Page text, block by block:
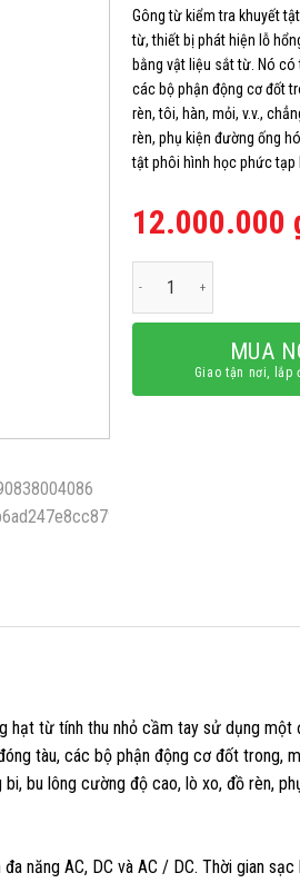
Gông từ kiểm tra khuyết
từ, thiết bị phát hiện lỗ
bằng vật liệu sắt từ. Nó
các bộ phận động cơ đốt
rèn, tôi, hàn, mỏi, v.v.,
rèn, phụ kiện đường ống
tật phôi hình học phức tạp
12.000.000
MUA
Giao tận nơi, lắp
từ tính thu nhỏ cầm tay sử dụng
tàu, các bộ phận động cơ đốt trong,
bu lông cường độ cao, lò xo, đồ rèn,
năng AC, DC và AC / DC. Thời gian